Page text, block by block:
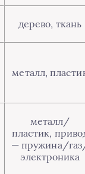
дерево, ткань
металл,
металл/
пластик,
— пружина/
электроника